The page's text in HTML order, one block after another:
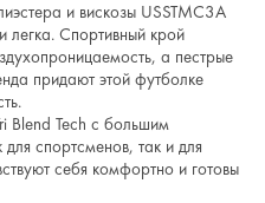
и вискозы USSTMC3A
легка. Спортивный крой
а пестрые
придают этой футболке
Blend Tech с большим
спортсменов, так и для
себя комфортно и готовы